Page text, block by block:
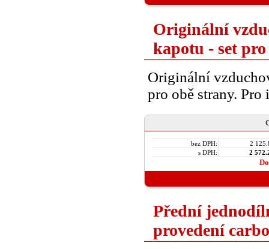
Originální
kapotu - set
Originální
pro obě strany.
bez DPH:
2
s DPH:
2
Přední
provedení